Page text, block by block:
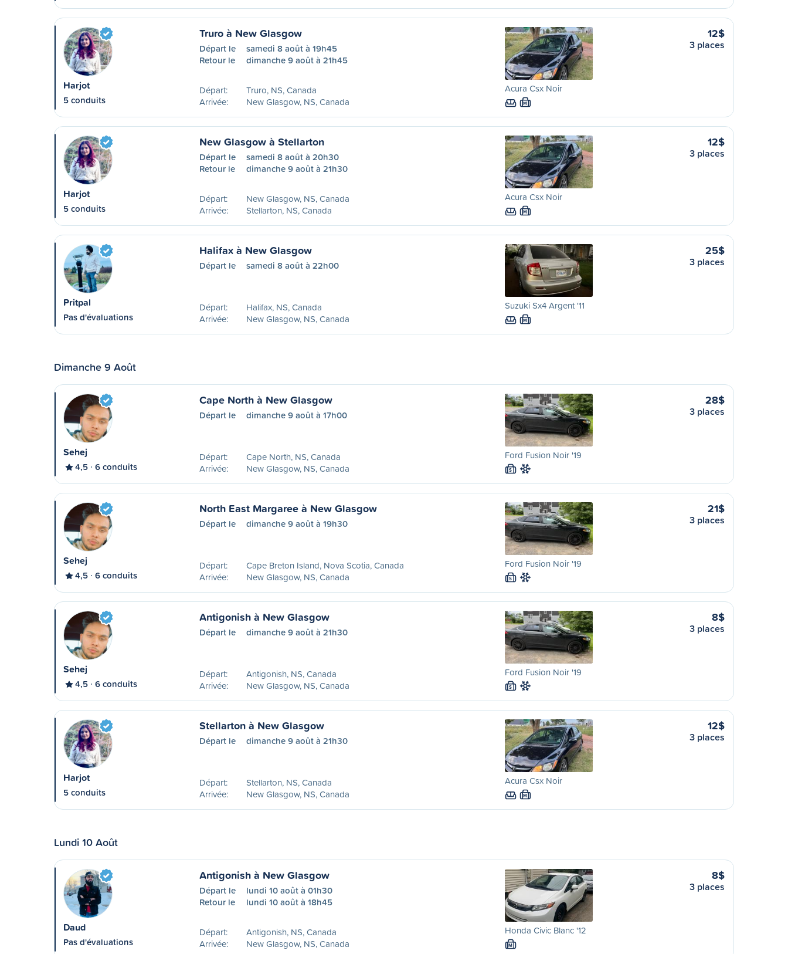
Harjot
5 conduits
Truro à New Glasgow
Départ le
samedi 8 août à 19h45
Retour le
dimanche 9 août à 21h45
Départ:
Truro, NS, Canada
Arrivée:
New Glasgow, NS, Canada
Acura Csx Noir
M
12$
3 places
Harjot
5 conduits
New Glasgow à Stellarton
Départ le
samedi 8 août à 20h30
Retour le
dimanche 9 août à 21h30
Départ:
New Glasgow, NS, Canada
Arrivée:
Stellarton, NS, Canada
Acura Csx Noir
M
12$
3 places
Pritpal
Pas d'évaluations
Halifax à New Glasgow
Départ le samedi 8 août à 22h00
Départ:
Halifax, NS, Canada
Arrivée:
New Glasgow, NS, Canada
Suzuki Sx4 Argent '11
M
25$
3 places
Dimanche 9 Août
Sehej
4,5 6 conduits
Cape North à New Glasgow
Départ le dimanche 9 août à 17h00
Départ:
Cape North, NS, Canada
Arrivée:
New Glasgow, NS, Canada
Ford Fusion Noir '19
S
28$
3 places
Sehej
4,5 6 conduits
North East Margaree à New Glasgow
Départ le dimanche 9 août à 19h30
Départ:
Cape Breton Island, Nova Scotia, Canada
Arrivée:
New Glasgow, NS, Canada
Ford Fusion Noir '19
S
21$
3 places
Sehej
4,5 6 conduits
Antigonish à New Glasgow
Départ le dimanche 9 août à 21h30
Départ:
Antigonish, NS, Canada
Arrivée:
New Glasgow, NS, Canada
Ford Fusion Noir '19
S
8$
3 places
Harjot
5 conduits
Stellarton à New Glasgow
Départ le dimanche 9 août à 21h30
Départ:
Stellarton, NS, Canada
Arrivée:
New Glasgow, NS, Canada
Acura Csx Noir
M
12$
3 places
Lundi 10 Août
Daud
Pas d'évaluations
Antigonish à New Glasgow
Départ le
lundi 10 août à 01h30
Retour le
lundi 10 août à 18h45
Départ:
Antigonish, NS, Canada
Arrivée:
New Glasgow, NS, Canada
Honda Civic Blanc '12
M
8$
3 places